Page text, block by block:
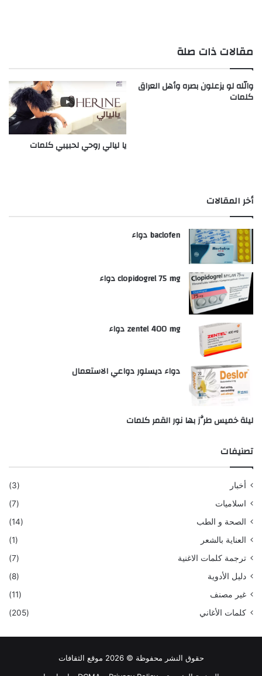
مقالات ذات صلة
والله لو يزعلون بصره وأهل العراق
كلمات
يا ليالي روحي لحبيبي كلمات
أخر المقالات
baclofen دواء
clopidogrel 75 mg دواء
zentel 400 mg دواء
دواء ديسلور دواعي الاستعمال
ليلة خميس طرَّز بها نور القمر كلمات
تصنيفات
أخبار
(3)
اسلاميات
(7)
الصحة و الطب
(14)
العناية بالشعر
(1)
ترجمة كلمات الاغنية
(7)
دليل الأدوية
(8)
غير مصنف
(11)
كلمات الأغاني
(205)
حقوق النشر محفوظة © 2026 موقع الثقافات